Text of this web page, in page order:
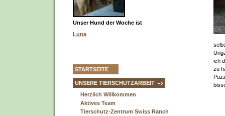
Unser Hund der Woche ist
Luna
STARTSEITE
UNSERE TIERSCHUTZARBEIT
Herzlich Willkommen
Aktives Team
Tierschutz-Zentrum Swiss Ranch
ich
zu